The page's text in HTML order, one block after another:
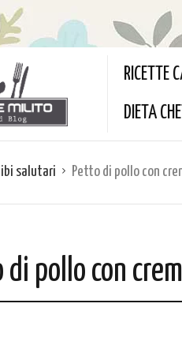
RICETTE
DIETA
salutari Petto di pollo con
di pollo con